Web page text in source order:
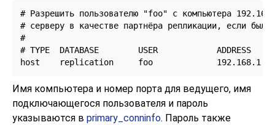
# Разрешить пользователю "foo" с компьютера
# серверу в качестве партнёра репликации, если был
#
# TYPE  DATABASE        USER            ADDRESS
host    replication     foo
Имя компьютера и номер порта для ведущего, имя
подключающегося пользователя и пароль
указываются в primary_conninfo. Пароль также